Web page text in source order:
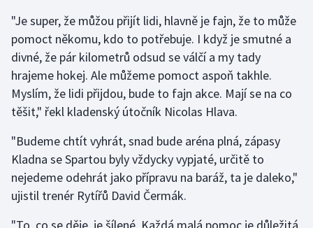
"Je super, že můžou přijít lidi, hlavně je fajn, že to může
pomoct někomu, kdo to potřebuje. I když je smutné a
divné, že pár kilometrů odsud se válčí a my tady
hrajeme hokej. Ale můžeme pomoct aspoň takhle.
Myslím, že lidi přijdou, bude to fajn akce. Mají se na co
těšit," řekl kladenský útočník Nicolas Hlava.
"Budeme chtít vyhrát, snad bude aréna plná, zápasy
Kladna se Spartou byly vždycky vypjaté, určitě to
nejedeme odehrát jako přípravu na baráž, ta je daleko,"
ujistil trenér Rytířů David Čermák.